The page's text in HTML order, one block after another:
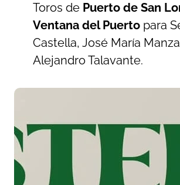
Toros de Puerto de San
Ventana del Puerto para
Castella, José María
Alejandro Talavante.